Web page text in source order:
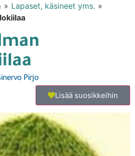
» Lapaset, käsineet yms. »
Pirjo
Lisää suosikkeihin